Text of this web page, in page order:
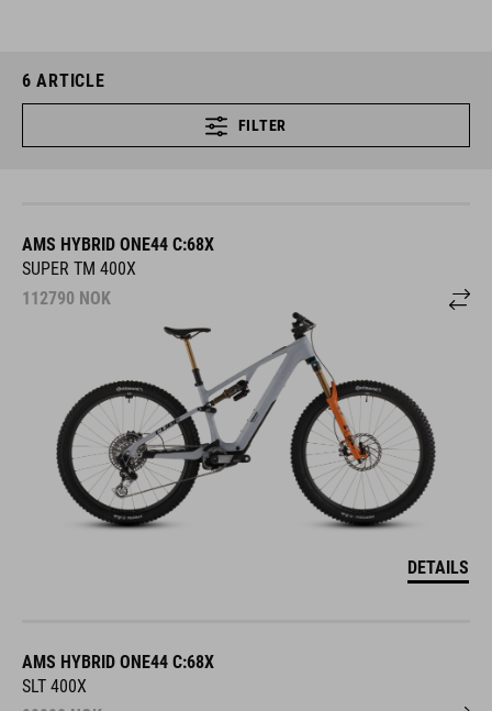
6 ARTICLE
FILTER
AMS HYBRID ONE44 C:68X
SUPER TM 400X
112790 NOK
DETAILS
AMS HYBRID ONE44 C:68X
SLT 400X